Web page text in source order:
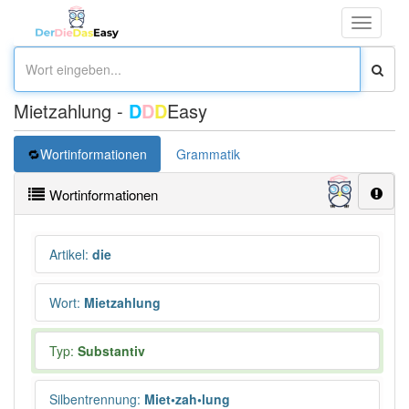
Toggle
Mietzahlung - DDDEasy
Wortinformationen Grammatik
Wortinformationen
Artikel: die
Wort: Mietzahlung
Typ: Substantiv
Silbentrennung: Miet•zah•lung